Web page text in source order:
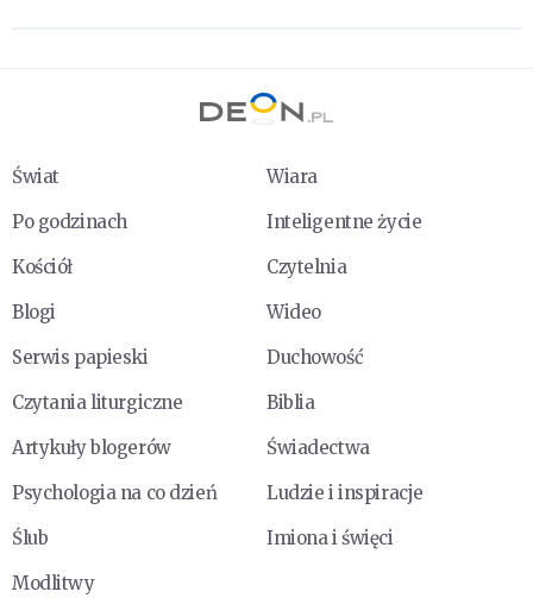
Świat
Wiara
Po godzinach
Inteligentne życie
Kościół
Czytelnia
Blogi
Wideo
Serwis papieski
Duchowość
Czytania liturgiczne
Biblia
Artykuły blogerów
Świadectwa
Psychologia na co dzień
Ludzie i inspiracje
Ślub
Imiona i święci
Modlitwy